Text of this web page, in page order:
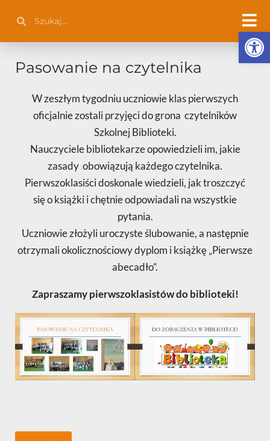
treści
Pasowanie na czytelnika
W zeszłym tygodniu uczniowie klas pierwszych
oficjalnie zostali przyjęci do grona czytelników
Szkolnej Biblioteki.
Nauczyciele bibliotekarze opowiedzieli im, jakie
zasady obowiązują każdego czytelnika.
Pierwszoklasiści doskonale wiedzieli, jak troszczyć
się o książki i chętnie odpowiadali na wszystkie
pytania.
Uczniowie złożyli uroczyste ślubowanie, a następnie
otrzymali okolicznościowy dyplom i książkę „Pierwsze
abecadło”.
Zapraszamy pierwszoklasistów do biblioteki!